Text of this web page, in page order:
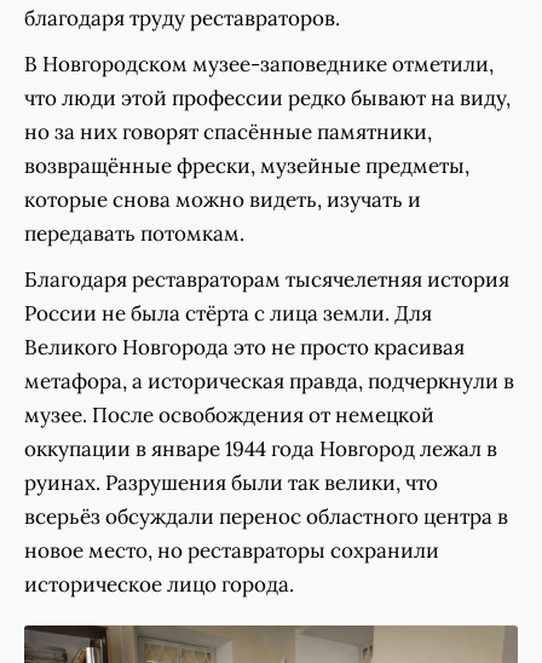
благодаря труду реставраторов.
В Новгородском музее-заповеднике отметили,
что люди этой профессии редко бывают на виду,
но за них говорят спасённые памятники,
возвращённые фрески, музейные предметы,
которые снова можно видеть, изучать и
передавать потомкам.
Благодаря реставраторам тысячелетняя история
России не была стёрта с лица земли. Для
Великого Новгорода это не просто красивая
метафора, а историческая правда, подчеркнули в
музее. После освобождения от немецкой
оккупации в январе 1944 года Новгород лежал в
руинах. Разрушения были так велики, что
всерьёз обсуждали перенос областного центра в
новое место, но реставраторы сохранили
историческое лицо города.